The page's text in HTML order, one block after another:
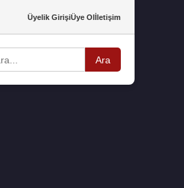
Üyelik GirişiÜye Olİletişim
Ara